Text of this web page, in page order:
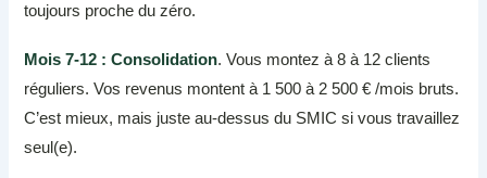
toujours proche du zéro.
Mois 7-12 : Consolidation. Vous montez à 8 à 12 clients
réguliers. Vos revenus montent à 1 500 à 2 500 € /mois bruts.
C’est mieux, mais juste au-dessus du SMIC si vous travaillez
seul(e).